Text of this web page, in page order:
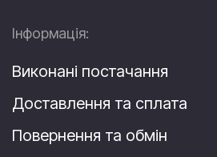
Інформація:
Виконані постачання
Доставлення та сплата
Повернення та обмін